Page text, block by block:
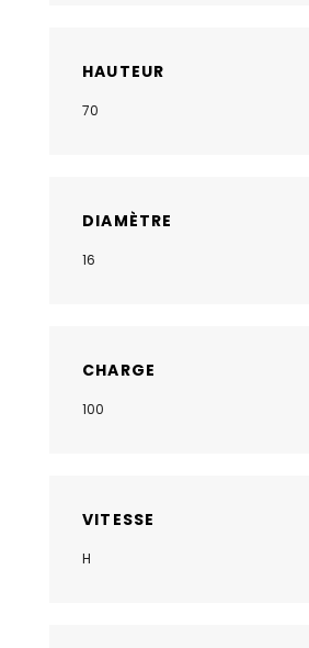
HAUTEUR
70
DIAMÈTRE
16
CHARGE
100
VITESSE
H